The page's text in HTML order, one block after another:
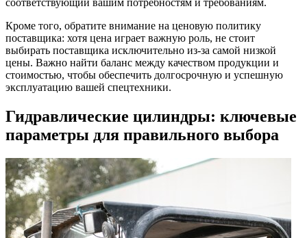
соответствующий вашим потребностям и требованиям.
Кроме того, обратите внимание на ценовую политику
поставщика: хотя цена играет важную роль, не стоит
выбирать поставщика исключительно из-за самой низкой
цены. Важно найти баланс между качеством продукции и
стоимостью, чтобы обеспечить долгосрочную и успешную
эксплуатацию вашей спецтехники.
Гидравлические цилиндры: ключевые
параметры для правильного выбора